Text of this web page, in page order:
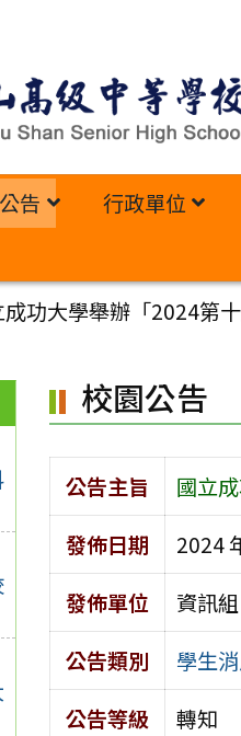
告 行政單位
功大學舉辦「2024第
校園公告
公告主旨
國立
發佈日期
2024
發佈單位
資訊組
公告類別
學生
公告等級
轉知